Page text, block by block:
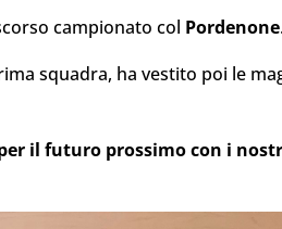
campionato col Pordenone
squadra, ha vestito poi le
il futuro prossimo con i